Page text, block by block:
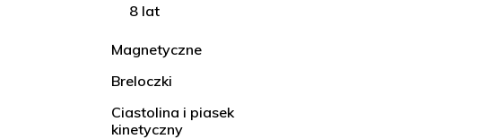
8 lat
Magnetyczne
Breloczki
Ciastolina i piasek
kinetyczny